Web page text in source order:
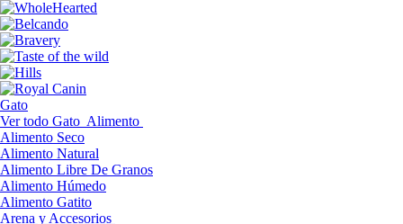
Gato
Ver todo Gato Alimento
Alimento Seco
Alimento Natural
Alimento Libre De Granos
Alimento Húmedo
Alimento Gatito
Arena y Accesorios